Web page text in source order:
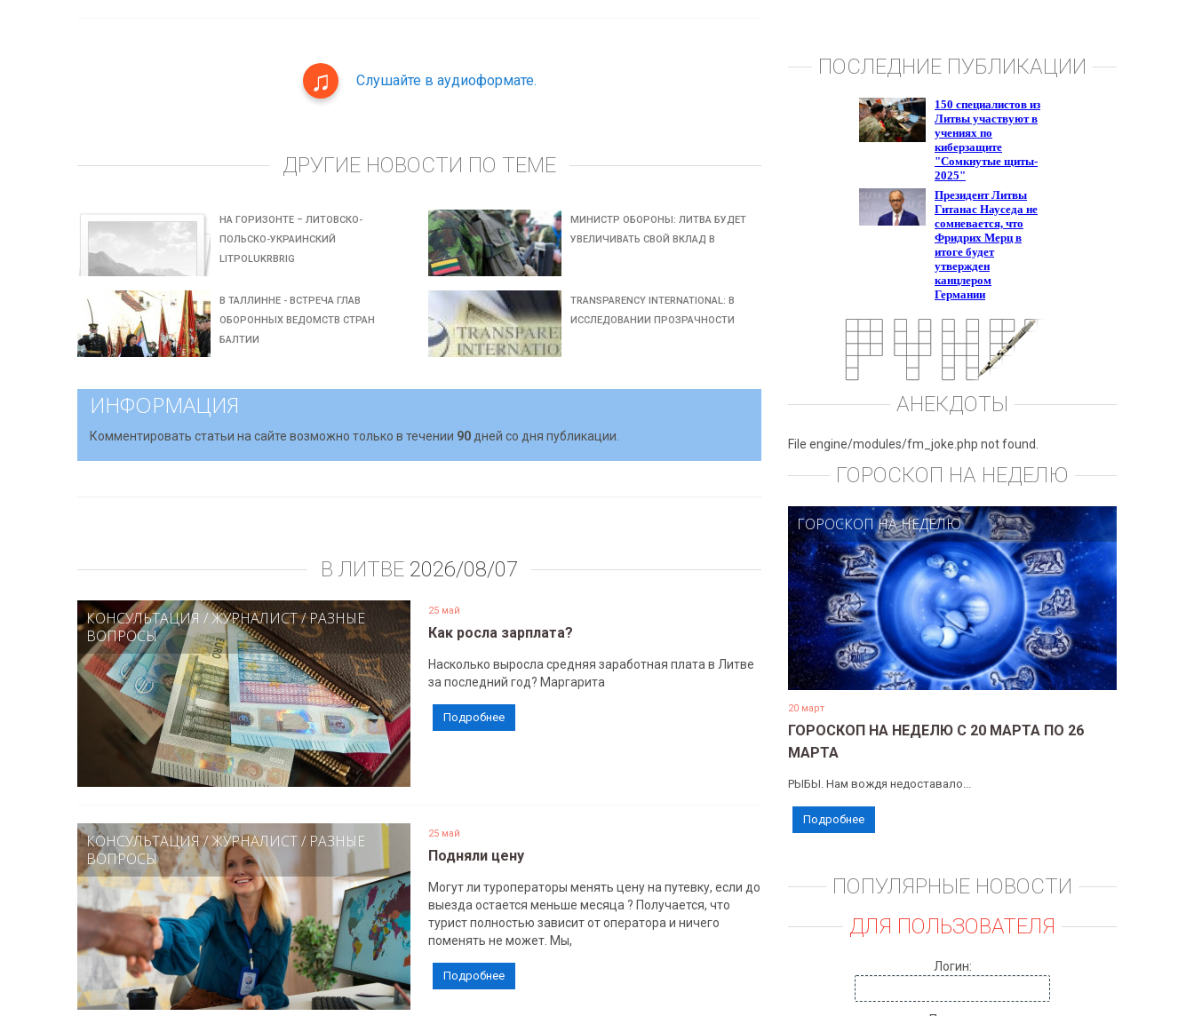
Слушайте в аудиоформате.
ДРУГИЕ НОВОСТИ ПО ТЕМЕ
НА ГОРИЗОНТЕ – ЛИТОВСКО-
ПОЛЬСКО-УКРАИНСКИЙ
LITPOLUKRBRIG
МИНИСТР ОБОРОНЫ: ЛИТВА БУДЕТ
УВЕЛИЧИВАТЬ СВОЙ ВКЛАД В
В ТАЛЛИННЕ - ВСТРЕЧА ГЛАВ
ОБОРОННЫХ ВЕДОМСТВ СТРАН
БАЛТИИ
TRANSPARENCY INTERNATIONAL: В
ИССЛЕДОВАНИИ ПРОЗРАЧНОСТИ
ИНФОРМАЦИЯ
Комментировать статьи на сайте возможно только в течении 90 дней со дня публикации.
В ЛИТВЕ 2026/08/07
КОНСУЛЬТАЦИЯ /ЖУРНАЛИСТ/РАЗНЫЕ
ВОПРОСЫ
25 май
Как росла зарплата?
Насколько выросла средняя заработная плата в Литве
за последний год? Маргарита
Подробнее
КОНСУЛЬТАЦИЯ/ЖУРНАЛИСТ/ РАЗНЫЕ
ВОПРОСЫ
25 май
Подняли цену
Могут ли туроператоры менять цену на путевку, если до
выезда остается меньше месяца ? Получается, что
турист полностью зависит от оператора и ничего
поменять не может. Мы,
Подробнее
ПОСЛЕДНИЕ ПУБЛИКАЦИИ
АНЕКДОТЫ
File engine/modules/fm_joke.php not found.
ГОРОСКОП НА НЕДЕЛЮ
ГОРОСКОП НА НЕДЕЛЮ
20 март
ГОРОСКОП НА НЕДЕЛЮ С 20 МАРТА ПО 26
МАРТА
РЫБЫ. Нам вождя недоставало...
Подробнее
ПОПУЛЯРНЫЕ НОВОСТИ
ДЛЯ ПОЛЬЗОВАТЕЛЯ
Логин: